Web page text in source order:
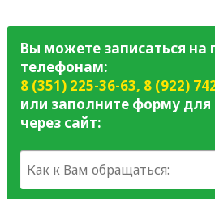
Вы можете записаться на
телефонам:
8 (351) 225-36-63, 8 (922)
или заполните форму для
через сайт: